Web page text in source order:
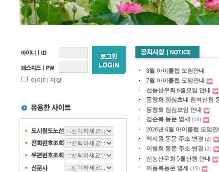
아이디 저장
8월 아이클럽 모임안내
7월 아이클럽 모임안내
선농산우회 6월모임 안내
동창회 점심초대 참석신청
동창회 점심모임 안내
김순복 동문 별세
(10)
2026년 6월 아이클럽 모임
백지원 동문 주소 변경 (2)
이병희 동문 주소 변경 (2)
선농산우회 5월산행 안내
이동복동문 별세
(19)